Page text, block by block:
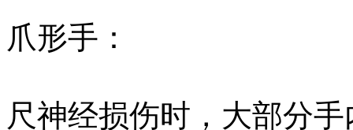
爪形手：
尺神经损伤时，大部分